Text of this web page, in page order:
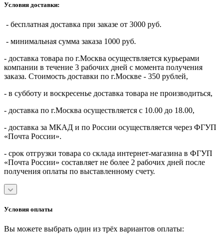
Условия доставки:
- бесплатная доставка при заказе от 3000 руб.
- минимальная сумма заказа 1000 руб.
- доставка товара по г.Москва осуществляется курьерами
компании в течение 3 рабочих дней с момента получения
заказа. Стоимость доставки по г.Москве - 350 рублей,
- в субботу и воскресенье доставка товара не производиться,
- доставка по г.Москва осуществляется с 10.00 до 18.00,
- доставка за МКАД и по России осуществляется через ФГУП
«Почта России».
- срок отгрузки товара со склада интернет-магазина в ФГУП
«Почта России» составляет не более 2 рабочих дней после
получения оплаты по выставленному счету.
Условия оплаты
Вы можете выбрать один из трёх вариантов оплаты: